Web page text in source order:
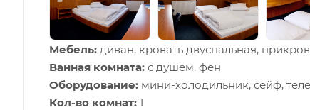
Мебель: диван, кровать двуспальная,
Ванная комната: с душем, фен
Оборудование: мини-холодильник, сейф,
Кол-во комнат: 1